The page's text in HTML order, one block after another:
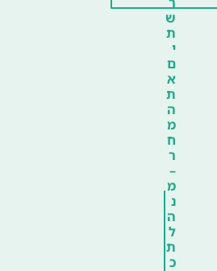
ש
ת
י
ם
א
ת
ה
מ
ח
ר
–
מ
נ
ה
ל
ת
כ